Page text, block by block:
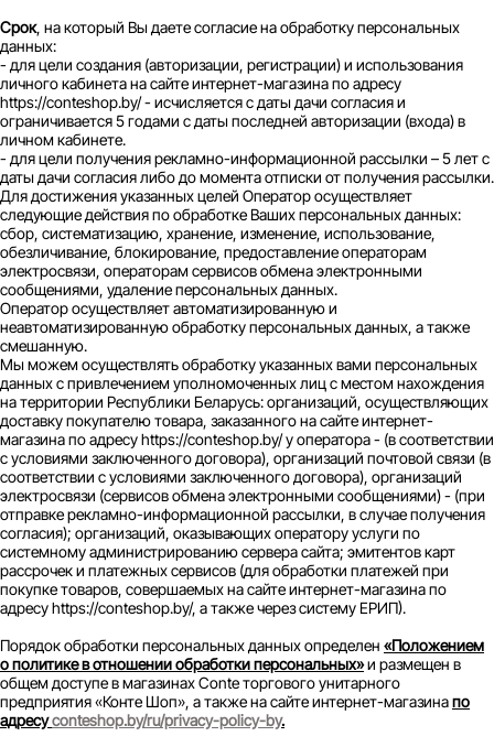
Срок, на который Вы даете согласие на обработку персональных
данных:
- для цели создания (авторизации, регистрации) и использования
личного кабинета на сайте интернет-магазина по адресу
https://conteshop.by/ - исчисляется с даты дачи согласия и
ограничивается 5 годами с даты последней авторизации (входа) в
личном кабинете.
- для цели получения рекламно-информационной рассылки – 5 лет с
даты дачи согласия либо до момента отписки от получения рассылки.
Для достижения указанных целей Оператор осуществляет
следующие действия по обработке Ваших персональных данных:
сбор, систематизацию, хранение, изменение, использование,
обезличивание, блокирование, предоставление операторам
электросвязи, операторам сервисов обмена электронными
сообщениями, удаление персональных данных.
Оператор осуществляет автоматизированную и
неавтоматизированную обработку персональных данных, а также
смешанную.
Мы можем осуществлять обработку указанных вами персональных
данных с привлечением уполномоченных лиц с местом нахождения
на территории Республики Беларусь: организаций, осуществляющих
доставку покупателю товара, заказанного на сайте интернет-
магазина по адресу https://conteshop.by/ у оператора - (в соответствии
с условиями заключенного договора), организаций почтовой связи (в
соответствии с условиями заключенного договора), организаций
электросвязи (сервисов обмена электронными сообщениями) - (при
отправке рекламно-информационной рассылки, в случае получения
согласия); организаций, оказывающих оператору услуги по
системному администрированию сервера сайта; эмитентов карт
рассрочек и платежных сервисов (для обработки платежей при
покупке товаров, совершаемых на сайте интернет-магазина по
адресу https://conteshop.by/, а также через систему ЕРИП).
Порядок обработки персональных данных определен «Положением
о политике в отношении обработки персональных»и размещен в
общем доступе в магазинах Conte торгового унитарного
предприятия «Конте Шоп», а также на сайте интернет-магазинапо
адресуconteshop.by/ru/privacy-policy-by.